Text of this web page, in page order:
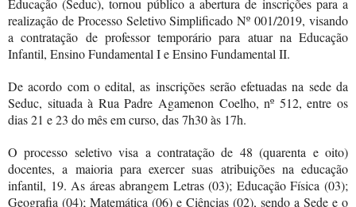
Educação (Seduc), tornou público a abertura de inscrições para a
realização de Processo Seletivo Simplificado Nº 001/2019, visando
a contratação de professor temporário para atuar na Educação
Infantil, Ensino Fundamental I e Ensino Fundamental II.
De acordo com o edital, as inscrições serão efetuadas na sede da
Seduc, situada à Rua Padre Agamenon Coelho, nº 512, entre os
dias 21 e 23 do mês em curso, das 7h30 às 17h.
O processo seletivo visa a contratação de 48 (quarenta e oito)
docentes, a maioria para exercer suas atribuições na educação
infantil, 19. As áreas abrangem Letras (03); Educação Física (03);
Geografia (04); Matemática (06) e Ciências (02), sendo a Sede e o